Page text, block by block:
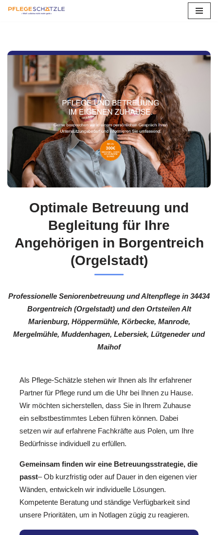
springen
Optimale Betreuung und
Begleitung für Ihre
Angehörigen in Borgentreich
(Orgelstadt)
Professionelle Seniorenbetreuung und Altenpflege in 34434
Borgentreich (Orgelstadt) und den Ortsteilen Alt
Marienburg, Höppermühle, Körbecke, Manrode,
Mergelmühle, Muddenhagen, Lebersiek, Lütgeneder und
Maihof
Als Pflege-Schätzle stehen wir Ihnen als Ihr erfahrener
Partner für Pflege rund um die Uhr bei Ihnen zu Hause.
Wir möchten sicherstellen, dass Sie in Ihrem Zuhause
ein selbstbestimmtes Leben führen können. Dabei
setzen wir auf erfahrene Fachkräfte aus Polen, um Ihre
Bedürfnisse individuell zu erfüllen.
Gemeinsam finden wir eine Betreuungsstrategie, die
passt– Ob kurzfristig oder auf Dauer in den eigenen vier
Wänden, entwickeln wir individuelle Lösungen.
Kompetente Beratung und ständige Verfügbarkeit sind
unsere Prioritäten, um in Notlagen zügig zu reagieren.